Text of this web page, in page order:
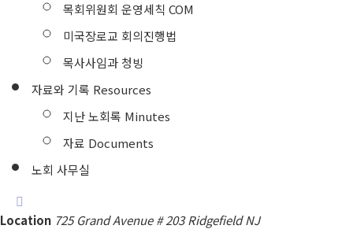
목회위원회 운영세칙 COM
미국장로교 회의진행법
목사사임과 청빙
자료와 기록 Resources
지난 노회록 Minutes
자료 Documents
노회 사무실
Location 725 Grand Avenue # 203 Ridgefield NJ